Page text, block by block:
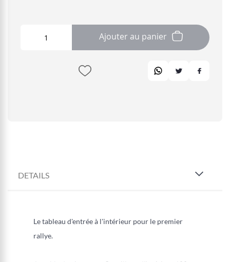
Ajouter au panier
DETAILS
Le tableau d'entrée à l'intérieur pour le premier
rallye.